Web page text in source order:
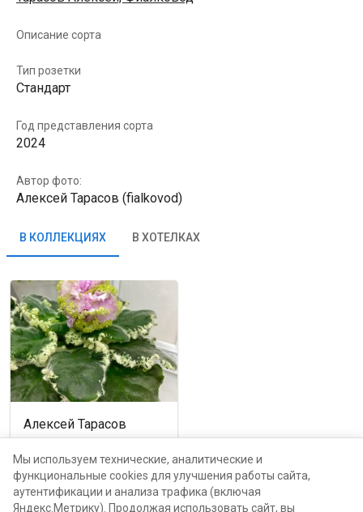
Описание сорта
Тип розетки
Стандарт
Год представления сорта
2024
Автор фото:
Алексей Тарасов (fialkovod)
В КОЛЛЕКЦИЯХ В ХОТЕЛКАХ
Алексей Тарасов
Москва, проспект Мира,
116Б
каталог от 800 руб.
Мы используем технические, аналитические и
функциональные cookies для улучшения работы сайта,
аутентификации и анализа трафика (включая
Яндекс.Метрику). Продолжая использовать сайт, вы